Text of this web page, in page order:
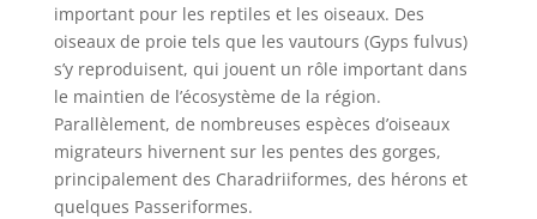
important pour les reptiles et les oiseaux. Des
oiseaux de proie tels que les vautours (Gyps fulvus)
s’y reproduisent, qui jouent un rôle important dans
le maintien de l’écosystème de la région.
Parallèlement, de nombreuses espèces d’oiseaux
migrateurs hivernent sur les pentes des gorges,
principalement des Charadriiformes, des hérons et
quelques Passeriformes.